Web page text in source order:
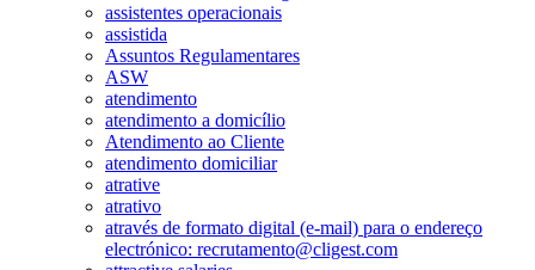
assistentes operacionais
assistida
Assuntos Regulamentares
ASW
atendimento
atendimento a domicílio
Atendimento ao Cliente
atendimento domiciliar
atrative
atrativo
através de formato digital (e-mail) para o endereço
electrónico: recrutamento@cligest.com